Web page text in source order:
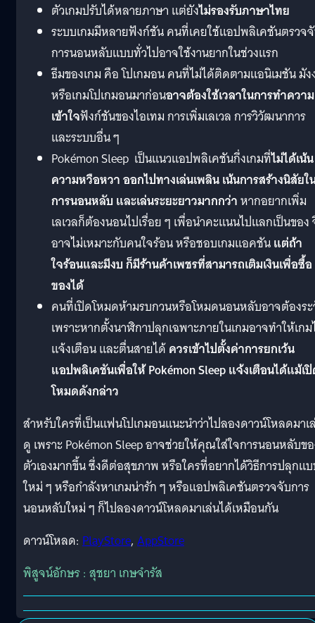
ตัวเกมปรับได้หลายภาษา แต่ยังไม่รองรับภาษาไทย
ระบบเกมมีหลายฟังก์ชัน คนที่เคยใช้แอปพลิเคชันตรวจ
การนอนหลับแบบทั่วไปอาจใช้งานยากในช่วงแรก
ธีมของเกม คือ โปเกมอน คนที่ไม่ได้ติดตามแอนิเมชัน มัง
หรือเกมโปเกมอนมาก่อนอาจต้องใช้เวลาในการทำความ
เข้าใจฟังก์ชันของไอเทม การเพิ่มเลเวล การวิวัฒนาการ
และระบบอื่น ๆ
Pokémon Sleep เป็นแนวแอปพลิเคชันกึ่งเกมที่ไม่ได้เน้น
ความหวือหวา ออกไปทางเล่นเพลิน เน้นการสร้างนิสัยใ
การนอนหลับ และเล่นระยะยาวมากกว่าหากอยากเพิ่ม
เลเวลก็ต้องนอนไปเรื่อย ๆ เพื่อนำคะแนนไปแลกเป็นของ
อาจไม่เหมาะกับคนใจร้อน หรือชอบเกมแอคชันแต่ถ้า
ใจร้อนและมีงบ ก็มีร้านค้าเพชรที่สามารถเติมเงินเพื่อซื้อ
ของได้
คนที่เปิดโหมดห้ามรบกวนหรือโหมดนอนหลับอาจต้องระ
เพราะหากตั้งนาฬิกาปลุกเฉพาะภายในเกมอาจทำให้เก
แจ้งเตือน และตื่นสายได้ควรเข้าไปตั้งค่าการยกเว้น
แอปพลิเคชันเพื่อให้ Pokémon Sleep แจ้งเตือนได้แม้เ
โหมดดังกล่าว
สำหรับใครที่เป็นแฟนโปเกมอนแนะนำว่าไปลองดาวน์โหลดมาเ
ดู เพราะ Pokémon Sleep อาจช่วยให้คุณใส่ใจการนอนหลับข
ตัวเองมากขึ้น ซึ่งดีต่อสุขภาพ หรือใครที่อยากได้วิธีการปลุกแ
ใหม่ ๆ หรือกำลังหาเกมน่ารัก ๆ หรือแอปพลิเคชันตรวจจับการ
นอนหลับใหม่ ๆ ก็ไปลองดาวน์โหลดมาเล่นได้เหมือนกัน
ดาวน์โหลด: PlayStore, AppStore
พิสูจน์อักษร : สุชยา เกษจำรัส